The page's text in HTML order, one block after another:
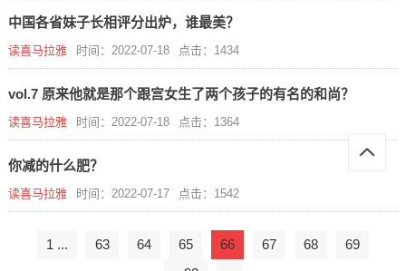
中国各省妹子长相评分出炉，谁最美？
读喜马拉雅 时间：2022-07-18 点击：1434
vol.7 原来他就是那个跟宫女生了两个孩子的有名的和尚？
读喜马拉雅 时间：2022-07-18 点击：1364
你减的什么肥？
读喜马拉雅 时间：2022-07-17 点击：1542
1 ... 63 64 65 66 67 68
69